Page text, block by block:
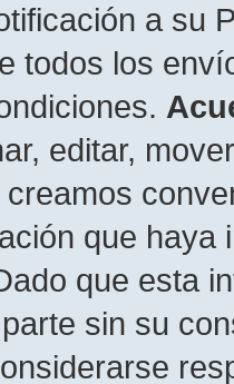
a su
todos los
editar,
creamos
que
que esta
sin su